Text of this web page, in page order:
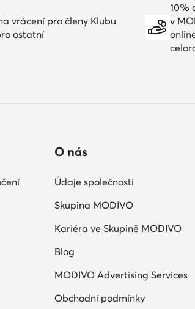
vrácení pro členy Klubu
ostatní
10%
v
O nás
Údaje společnosti
Skupina MODIVO
Kariéra ve Skupině MODIVO
Blog
MODIVO Advertising Services
Obchodní podmínky